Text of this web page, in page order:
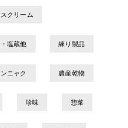
クリーム
塩蔵他 練り製品
ニャク 農産乾物
珍味 惣菜